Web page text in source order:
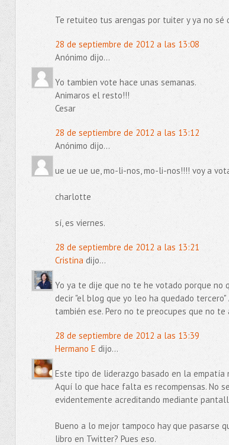
Te retuiteo tus arengas por tuiter y ya no sé
28 de septiembre de 2012 a las 13:08
Anónimo dijo...
Yo tambien vote hace unas semanas.
Animaros el resto!!!
Cesar
28 de septiembre de 2012 a las 13:12
Anónimo dijo...
ue ue ue ue, mo-li-nos, mo-li-nos!!!! voy a
charlotte
sí, es viernes.
28 de septiembre de 2012 a las 13:21
Cristinadijo...
Yo ya te dije que no te he votado porque no
decir "el blog que yo leo ha quedado
también ese. Pero no te preocupes que no te
28 de septiembre de 2012 a las 13:39
Hermano E dijo...
Este tipo de liderazgo basado en la empatía
Aquí lo que hace falta es recompensas. No
evidentemente acreditando mediante
Bueno a lo mejor tampoco hay que pasarse
libro en Twitter? Pues eso.